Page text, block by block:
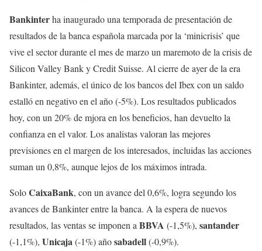
Bankinterha inaugurado una temporada de presentación de
resultados de la banca española marcada por la ‘minicrisis’ que
vive el sector durante el mes de marzo un maremoto de la crisis de
Silicon Valley Bank y Credit Suisse. Al cierre de ayer de la era
Bankinter, además, el único de los bancos del Ibex con un saldo
estalló en negativo en el año (-5%). Los resultados publicados
hoy, con un 20% de mjora en los beneficios, han devuelto la
confianza en el valor. Los analistas valoran las mejores
previsiones en el margen de los interesados, incluidas las acciones
suman un 0,8%, aunque lejos de los máximos intrada.
SoloCaixaBank, con un avance del 0,6%, logra segundo los
avances de Bankinter entre la banca. A la espera de nuevos
resultados, las ventas se imponen a BBVA (-1,5%), santander
(-1,1%), Unicaja(-1%) añosabadell(-0,9%).